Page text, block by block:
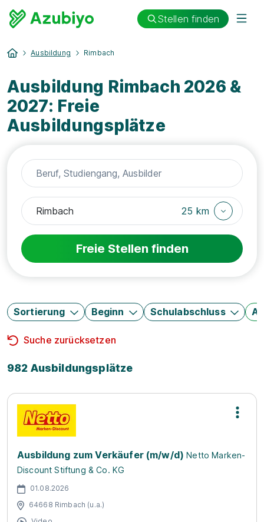
Stellen finden
Ausbildung Rimbach
Ausbildung Rimbach 2026 &
2027: Freie
Ausbildungsplätze
25 km
Freie Stellen finden
Sortierung Beginn Schulabschluss
Suche zurücksetzen
982 Ausbildungsplätze
Ausbildung zum Verkäufer (m/w/d) Netto Marken-
Discount Stiftung & Co. KG
01.08.2026
64668 Rimbach (u.a.)